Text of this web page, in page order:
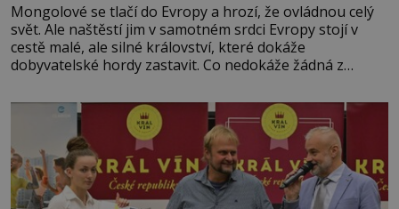
Mongolové se tlačí do Evropy a hrozí, že ovládnou celý
svět. Ale naštěstí jim v samotném srdci Evropy stojí v
cestě malé, ale silné království, které dokáže
dobyvatelské hordy zastavit. Co nedokáže žádná z
král. Nebo že by ne? Mongolové od roku 1223 postupují
podél Kaspického a Azovského moře,